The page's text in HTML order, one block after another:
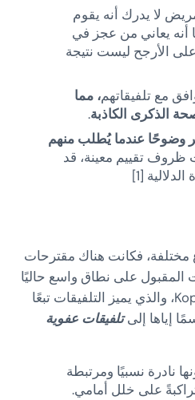
لا يدرك أنه يقوم
أنه يعاني من عجز في
على الأرجح ليست نتيجة
مع تلفيقاتهم، مما
الذكرى الكاذبة.
وضوحًا عندما يُطلب منهم
ظروف تقييم معينة، قد
[1]
مختلفة، فكانت هناك مقترحات
المقبول على نطاق واسع حاليًا
هو الذي طرحه Kopelman [6]، والذي يميز التلفيقات تبعًا
إياها إلىتلفيقات عفوية
نادرة نسبيًا ومرتبطة
على خلل أمامي.